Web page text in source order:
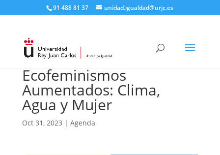
91 488 81 37 unidad.igualdad@urjc.es
Ecofeminismos
Aumentados: Clima,
Agua y Mujer
Oct 31, 2023 | Agenda